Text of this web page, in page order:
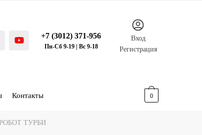
+7 (3012) 371-956
Пн-Сб 9-19 | Вс 9-18
Вход
Регистрация
Контакты 0
ТУРБИ